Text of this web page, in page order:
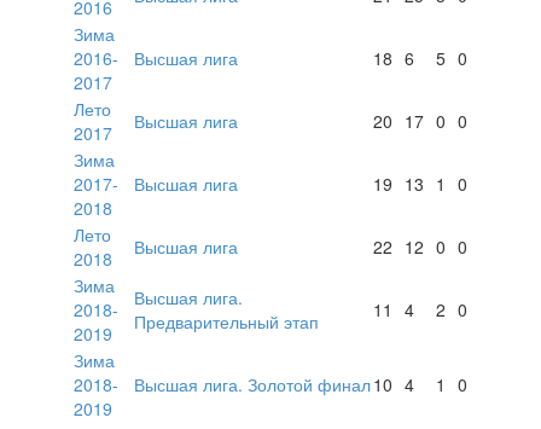
2016
Зима
2016-
2017
Высшая лига 18 6 5 0
Лето
2017
Высшая лига 20 17 0 0
Зима
2017-
2018
Высшая лига 19 13 1 0
Лето
2018
Высшая лига 22 12 0 0
Зима
2018-
2019
Высшая лига.
Предварительный этап
11 4 2 0
Зима
2018-
2019
Высшая лига. Золотой финал10 4 1 0